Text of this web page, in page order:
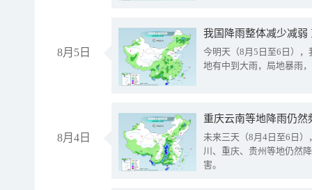
8月5日
我国降雨整体减少减弱
今明天（8月5日至6日）
地有中到大雨，局地暴雨
8月4日
重庆云南等地降雨仍然
未来三天（8月4日至6日
川、重庆、贵州等地仍然
害。